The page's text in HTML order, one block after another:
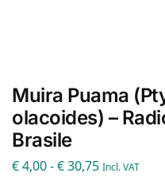
Muira Puama
olacoides) –
Brasile
€4,00-€30,75 Incl. VAT